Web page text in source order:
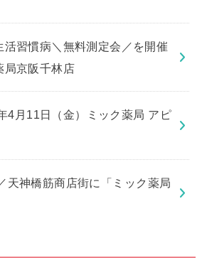
活習慣病＼無料測定会／を開催
局京阪千林店
4月11日（金）ミック薬局 アピ
天神橋筋商店街に「ミック薬局